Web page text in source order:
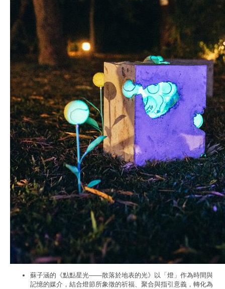
蘇子涵的《點點星光——散落於地表的光》以「燈」作為時間與
記憶的媒介，結合燈節所象徵的祈福、聚合與指引意義，轉化為